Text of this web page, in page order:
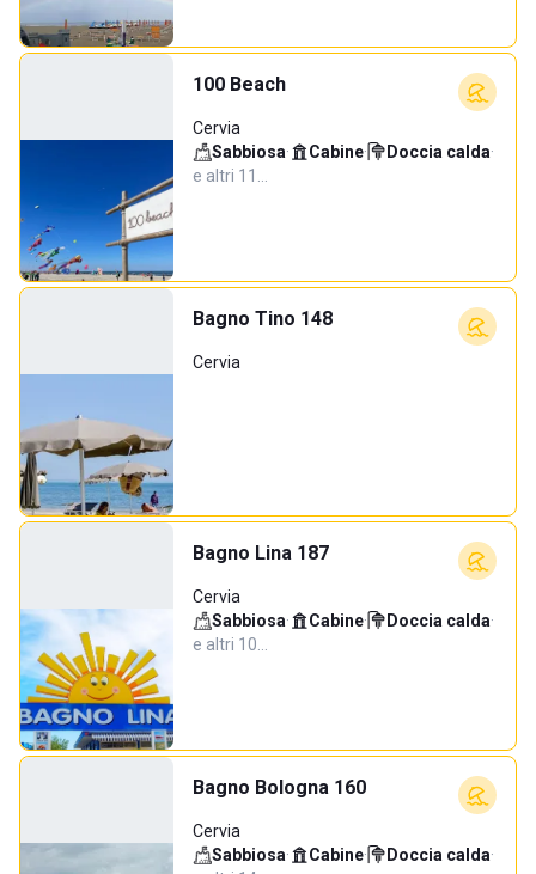
100 Beach
Cervia
Sabbiosa· Cabine· Doccia calda·
e altri 11…
Bagno Tino 148
Cervia
Bagno Lina 187
Cervia
Sabbiosa· Cabine· Doccia calda·
e altri 10…
Bagno Bologna 160
Cervia
Sabbiosa· Cabine· Doccia calda·